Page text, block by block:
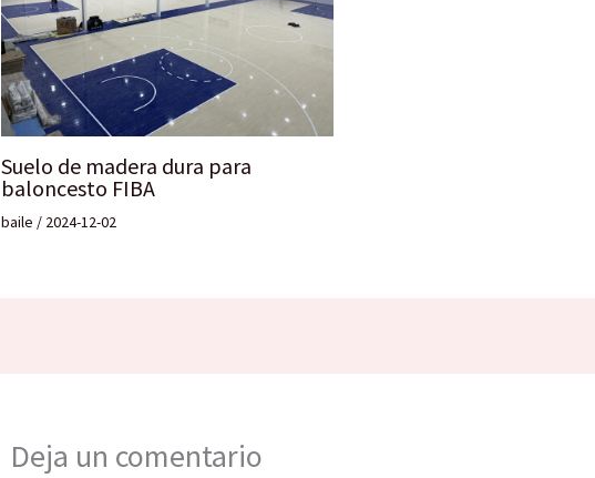
Suelo de madera dura para
baloncesto FIBA
baile / 2024-12-02
Deja un comentario